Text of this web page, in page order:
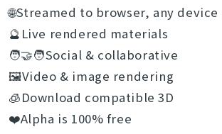
🌐Streamed to browser, any device
🔮Live rendered materials
🧑‍🤝‍🧑Social & collaborative
🖼️Video & image rendering
🧊Download compatible 3D
❤️Alpha is 100% free